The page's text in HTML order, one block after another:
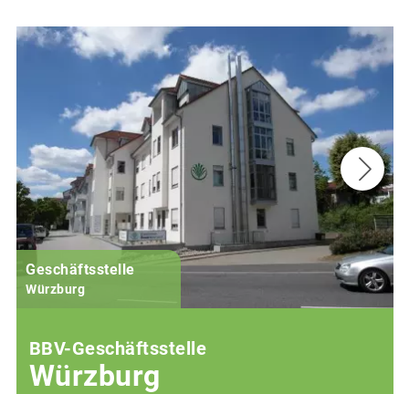
Geschäftsstelle
Würzburg
BBV-Geschäftsstelle
Würzburg